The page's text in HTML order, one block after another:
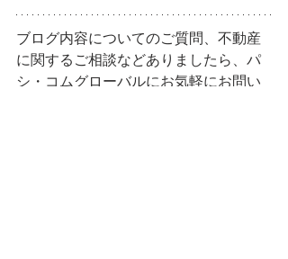
ブログ内容についてのご質問、不動産
に関するご相談などありましたら、パ
シ・コムグローバルにお気軽にお問い